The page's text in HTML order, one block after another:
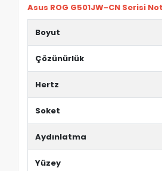
Asus ROG G501JW-CN Serisi
Boyut
Çözünürlük
Hertz
Soket
Aydınlatma
Yüzey